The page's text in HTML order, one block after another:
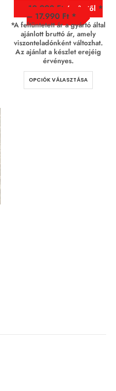
10.990 Ft / m² - től
– 17.990 Ft
*A feltüntetett ár a gyártó által
ajánlott bruttó ár, amely
viszonteladónként változhat.
Az ajánlat a készlet erejéig
érvényes.
OPCIÓK VÁLASZTÁSA